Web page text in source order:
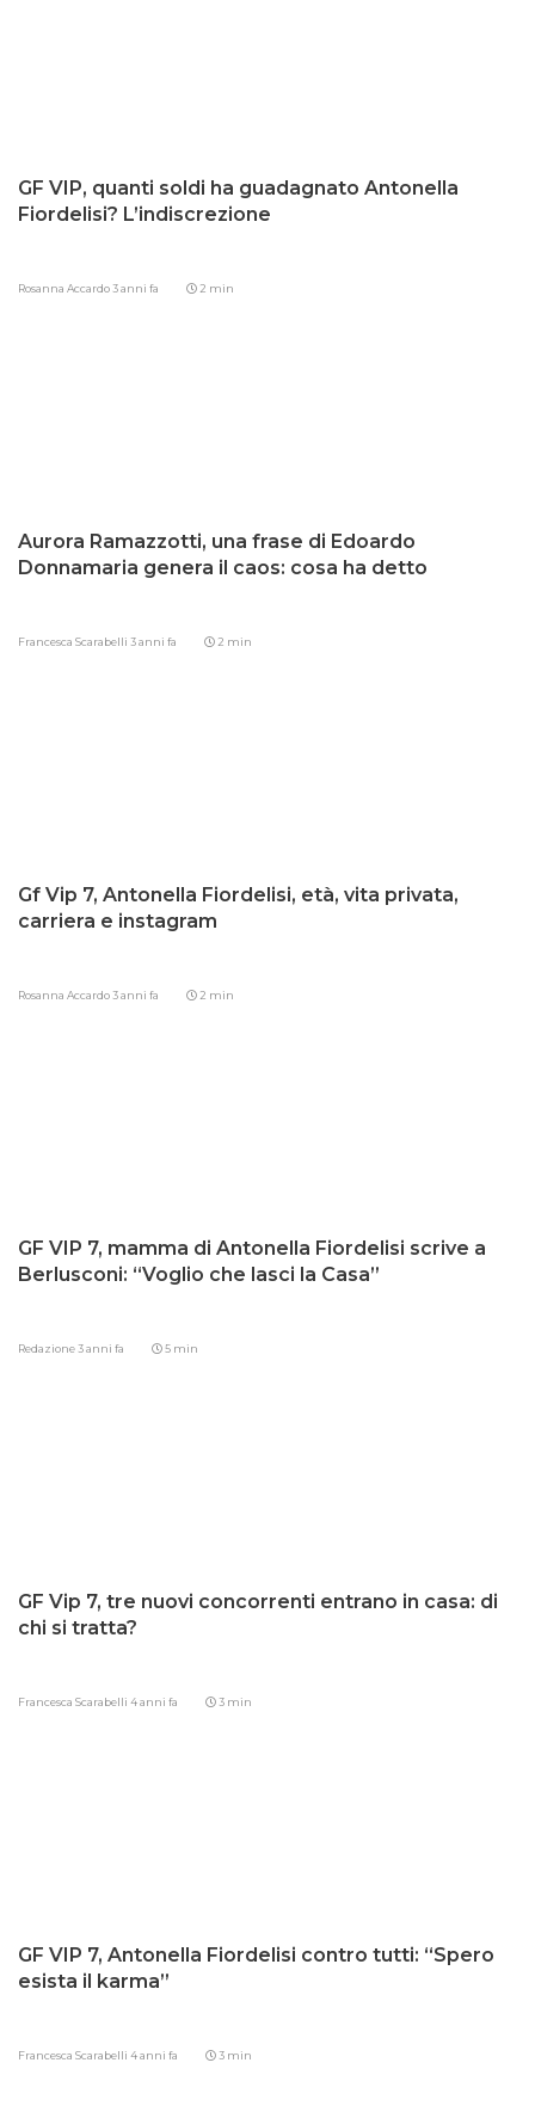
GF VIP, quanti soldi ha guadagnato Antonella
Fiordelisi? L’indiscrezione
Rosanna Accardo3 anni fa 2 min
Aurora Ramazzotti, una frase di Edoardo
Donnamaria genera il caos: cosa ha detto
Francesca Scarabelli 3 anni fa 2 min
Gf Vip 7, Antonella Fiordelisi, età, vita privata,
carriera e instagram
Rosanna Accardo3 anni fa 2 min
GF VIP 7, mamma di Antonella Fiordelisi scrive a
Berlusconi: “Voglio che lasci la Casa”
Redazione3 anni fa 5 min
GF Vip 7, tre nuovi concorrenti entrano in casa: di
chi si tratta?
Francesca Scarabelli 4 anni fa 3 min
GF VIP 7, Antonella Fiordelisi contro tutti: “Spero
esista il karma”
Francesca Scarabelli 4 anni fa 3 min